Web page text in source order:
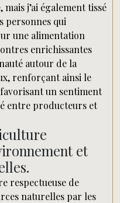
j’ai également tissé
personnes qui
une alimentation
enrichissantes
autour de la
renforçant ainsi le
un sentiment
entre producteurs et
et
respectueuse de
naturelles par les